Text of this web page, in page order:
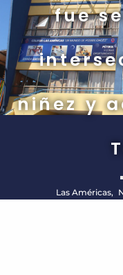
fue
niñez y
Las Américas,